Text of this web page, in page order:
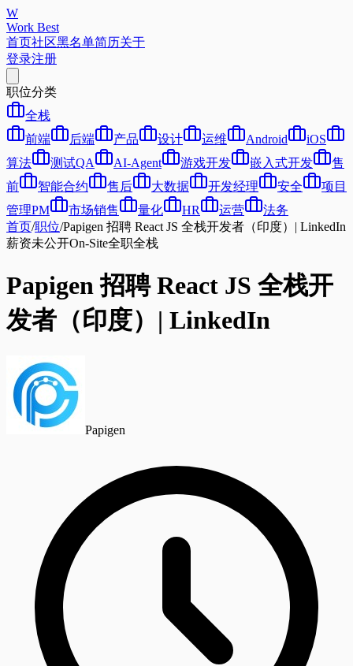
W
Work Best
首页社区黑名单简历关于
登录注册
职位分类
全栈
前端
后端 产品 设计 运维 Android
iOS
算法
测试QA AI-Agent 游戏开发 嵌入式开发
售
前
智能合约 售后 大数据 开发经理 安全
项目
管理PM
市场销售 量化 HR 运营
法务
首页/职位/Papigen 招聘 React JS 全栈开发者（印度）| LinkedIn
薪资未公开On-Site全职全栈
Papigen 招聘 React JS 全栈开
发者（印度）| LinkedIn
Papigen